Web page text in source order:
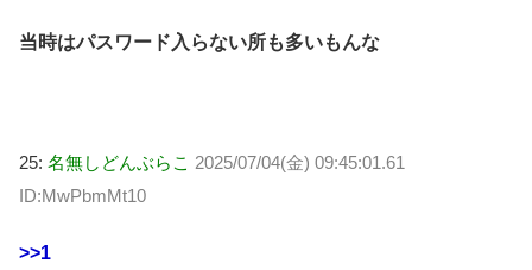
当時はパスワード入らない所も多いもんな
25: 名無しどんぶらこ 2025/07/04(金) 09:45:01.61
ID:MwPbmMt10
>>1